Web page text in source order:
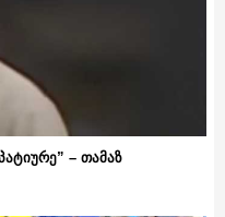
– თამაზ